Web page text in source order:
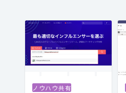
ノウハウ共有